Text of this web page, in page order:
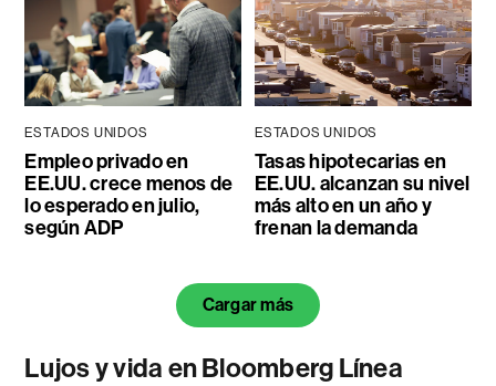
ESTADOS UNIDOS
Empleo privado en
EE.UU. crece menos de
lo esperado en julio,
según ADP
ESTADOS UNIDOS
Tasas hipotecarias en
EE.UU. alcanzan su nivel
más alto en un año y
frenan la demanda
Cargar más
Lujos y vida en Bloomberg Línea